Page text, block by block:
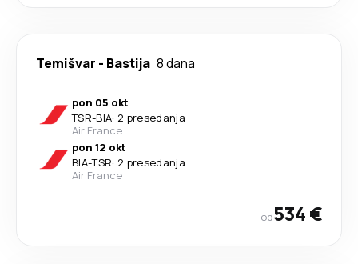
Temišvar - Bastija 8 dana
pon 05 okt
TSR-BIA· 2 presedanja
Air France
pon 12 okt
BIA-TSR· 2 presedanja
Air France
od534 €